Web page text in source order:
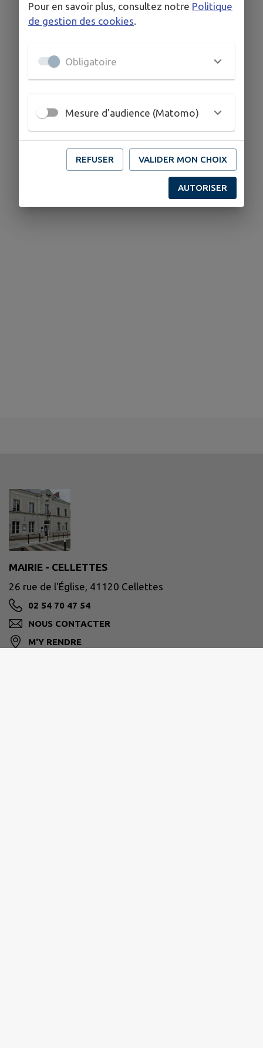
MAIRIE - CELLETTES
26 rue de l'Église, 41120 Cellettes
02 54 70 47 54
NOUS CONTACTER
M'Y RENDRE
Pour en savoir plus, consultez notre Politique
de gestion des cookies.
Obligatoire
Mesure d'audience (Matomo)
REFUSER VALIDER MON CHOIX
AUTORISER